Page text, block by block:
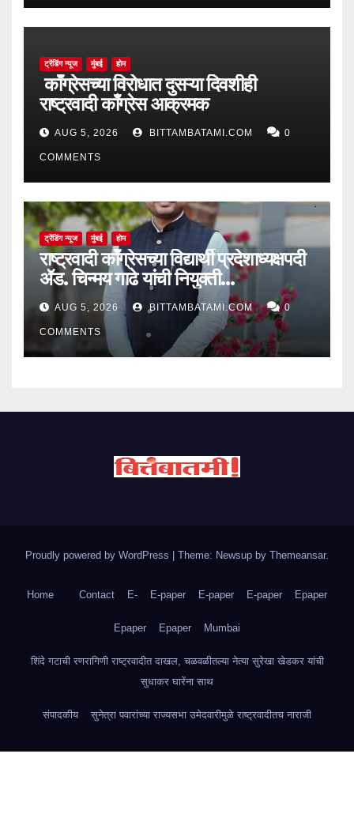
ट्रेंडिंग न्यूज मुंबई होम
काँग्रेसच्या विरोधात दुसऱ्या दिवशीही
राष्ट्रवादी काँग्रेस आक्रमक
AUG 5, 2026 BITTAMBATAMI.COM 0
COMMENTS
ट्रेंडिंग न्यूज मुंबई होम
राष्ट्रवादी काँग्रेसच्या विद्यार्थी प्रदेशाध्यक्षपदी
ॲड. चिन्मय गाढे यांची नियुक्ती…
AUG 5, 2026 BITTAMBATAMI.COM 0
COMMENTS
Proudly powered by WordPress | Theme: Newsup by Themeansar.
Home Contact E- E-paper E-paper E-paper Epaper
Epaper Epaper Mumbai
शिंदे गटाची रणरागिणी राष्ट्रवादीत दाखल, चळवळीतल्या नेत्या सुरेखा खेडकर यांची
सुधाकर घारेंना साथ
संपादकीय सुनेत्रा पवारांच्या राज्यसभा उमेदवारीमुळे राष्ट्रवादीतच नाराजी